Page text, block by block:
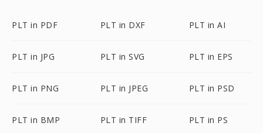
PLT in PDF PLT in DXF PLT in AI
PLT in JPG PLT in SVG PLT in EPS
PLT in PNG PLT in JPEG PLT in PSD
PLT in BMP PLT in TIFF PLT in PS